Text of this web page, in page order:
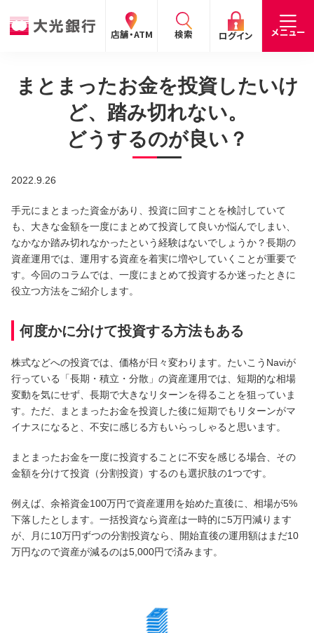
店舗・ATM 検索 ログイン メニュー
閉じる
手数料 預金金利 お問合わせ
お客さま
閉じる
個人のお客さま
たいこうパーソナルe-バンキング
サービスのご案内
デビット会員用 Web
（デビットカードをご利用のお客さま向け）
サービスのご案内 ログイン
たいこうNavi
（たいこうNaviをご利用のお客さま向け）
※たいこうNaviはウェルスナビ株式会社が提供するサービスです。
法人のお客さま
サービスのご案内
閉じる
まとまったお金を投資したいけ
ど、踏み切れない。
どうするのが良い？
2022.9.26
手元にまとまった資金があり、投資に回すことを検討していて
も、大きな金額を一度にまとめて投資して良いか悩んでしまい、
なかなか踏み切れなかったという経験はないでしょうか？長期の
資産運用では、運用する資産を着実に増やしていくことが重要で
す。今回のコラムでは、一度にまとめて投資するか迷ったときに
役立つ方法をご紹介します。
何度かに分けて投資する方法もある
株式などへの投資では、価格が日々変わります。たいこうNaviが
行っている「長期・積立・分散」の資産運用では、短期的な相場
変動を気にせず、長期で大きなリターンを得ることを狙っていま
す。ただ、まとまったお金を投資した後に短期でもリターンがマ
イナスになると、不安に感じる方もいらっしゃると思います。
まとまったお金を一度に投資することに不安を感じる場合、その
金額を分けて投資（分割投資）するのも選択肢の1つです。
例えば、余裕資金100万円で資産運用を始めた直後に、相場が5%
下落したとします。一括投資なら資産は一時的に5万円減ります
が、月に10万円ずつの分割投資なら、開始直後の運用額はまだ10
万円なので資産が減るのは5,000円で済みます。